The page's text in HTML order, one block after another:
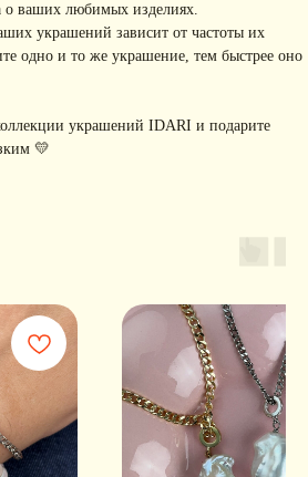
о ваших любимых изделиях.
украшений зависит от частоты их
одно и то же украшение, тем быстрее оно
украшений IDARI и подарите
💛
данных в соответствии с
политикой